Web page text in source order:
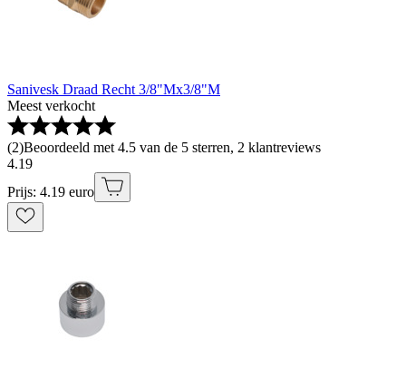
Sanivesk Draad Recht 3/8"Mx3/8"M
Meest verkocht
(2)Beoordeeld met 4.5 van de 5 sterren, 2 klantreviews
4.19
Prijs: 4.19 euro